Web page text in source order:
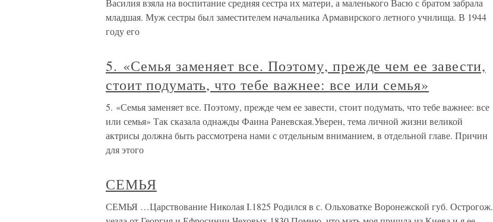
Василия взяла на воспитание средняя сестра их матери, а маленького Васю с братом забрала
младшая. Муж сестры был заместителем начальника Армавирского летного училища. В 1944
году его
5. «Семья заменяет все. Поэтому, прежде чем ее завести,
стоит подумать, что тебе важнее: все или семья»
5. «Семья заменяет все. Поэтому, прежде чем ее завести, стоит подумать, что тебе важнее: все
или семья» Так сказала однажды Фаина Раневская.Уверен, тема личной жизни великой
актрисы должна быть рассмотрена нами с отдельным вниманием, в отдельной главе. Причин
для этого
СЕМЬЯ
СЕМЬЯ …Царствование Николая I.1825 Родился в с. Ольховатке Воронежской губ. Острогож.